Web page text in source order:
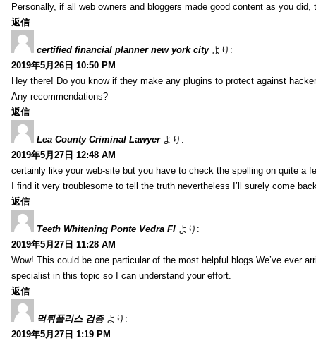
Personally, if all web owners and bloggers made good content as you
返信
certified financial planner new york city より:
2019年5月26日 10:50 PM
Hey there! Do you know if they make any plugins to protect against
Any recommendations?
返信
Lea County Criminal Lawyer より:
2019年5月27日 12:48 AM
certainly like your web-site but you have to check the spelling on quite a
I find it very troublesome to tell the truth nevertheless I’ll surely come
返信
Teeth Whitening Ponte Vedra Fl より:
2019年5月27日 11:28 AM
Wow! This could be one particular of the most helpful blogs We’ve ever
specialist in this topic so I can understand your effort.
返信
먹튀폴리스 검증 より:
2019年5月27日 1:19 PM